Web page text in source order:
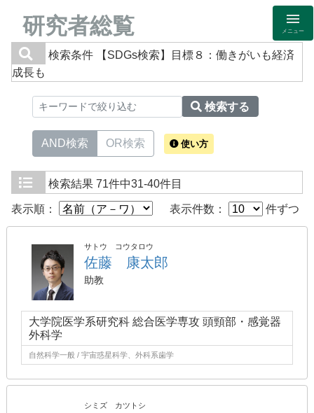
研究者総覧 メニュー
検索条件
【SDGs検索】目標８：働きがいも経済
成長も
検索する
AND検索 OR検索 使い方
検索結果 71件中31-40件目
表示順： 表示件数： 件ずつ
サトウ コウタロウ
佐藤 康太郎
助教
大学院医学系研究科 総合医学専攻 頭頸部・感覚器
外科学
自然科学一般 / 宇宙惑星科学、外科系歯学
シミズ カツトシ